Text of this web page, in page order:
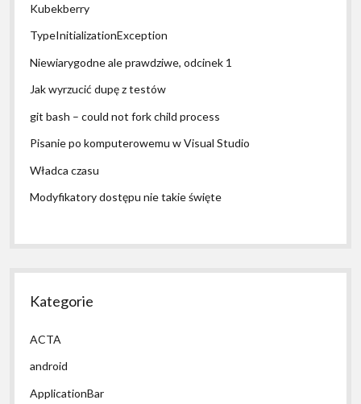
Kubekberry
TypeInitializationException
Niewiarygodne ale prawdziwe, odcinek 1
Jak wyrzucić dupę z testów
git bash – could not fork child process
Pisanie po komputerowemu w Visual Studio
Władca czasu
Modyfikatory dostępu nie takie święte
Kategorie
ACTA
android
ApplicationBar